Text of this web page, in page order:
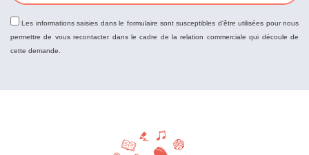
Les informations saisies dans le formulaire sont susceptibles d'être utilisées pour nous
permettre de vous recontacter dans le cadre de la relation commerciale qui découle de
cette demande.